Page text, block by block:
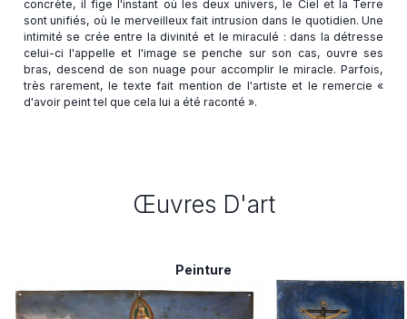
concrète, il fige l'instant où les deux univers, le Ciel et la Terre
sont unifiés, où le merveilleux fait intrusion dans le quotidien. Une
intimité se crée entre la divinité et le miraculé : dans la détresse
celui-ci l'appelle et l'image se penche sur son cas, ouvre ses
bras, descend de son nuage pour accomplir le miracle. Parfois,
très rarement, le texte fait mention de l'artiste et le remercie «
Œuvres D'art
Peinture